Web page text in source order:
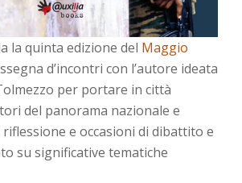
la quinta edizione del Maggio
d’incontri con l’autore ideata
per portare in città
del panorama nazionale e
e occasioni di dibattito e
su significative tematiche